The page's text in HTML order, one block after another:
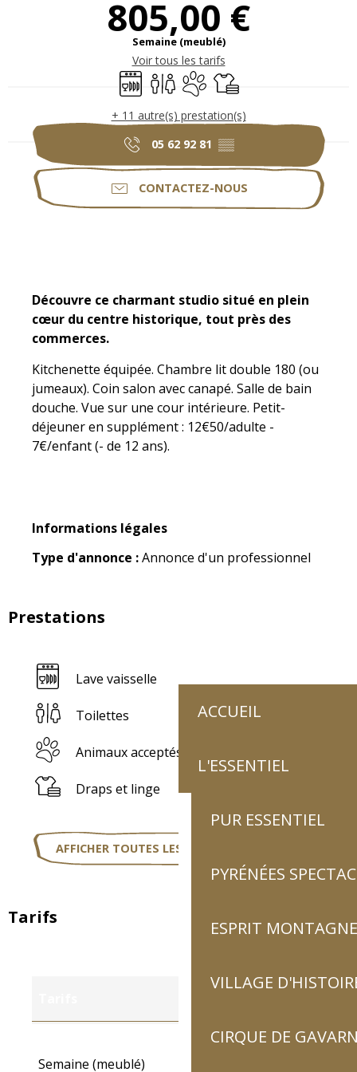
ACCUEIL
L'ESSENTIEL
PUR ESSENTIEL
PYRÉNÉES
ESPRIT MONTAGNE
VILLAGE
CIRQUE DE
805,00 €
Semaine (meublé)
Voir tous les tarifs
Lave vaisselle
ToilettesAnimaux acceptés
Draps et linge
+ 11 autre(s) prestation(s)
05 62 92 81 ▒▒
CONTACTEZ-NOUS
Découvre ce charmant studio situé en plein
cœur du centre historique, tout près des
commerces.
Kitchenette équipée. Chambre lit double 180 (ou
jumeaux). Coin salon avec canapé. Salle de bain
douche. Vue sur une cour intérieure. Petit-
déjeuner en supplément : 12€50/adulte -
7€/enfant (- de 12 ans).
Informations légales
Informations légales
Type d'annonce :Annonce d'un professionnel
Prestations
Lave vaisselle
Toilettes
Animaux acceptés
Draps et linge
AFFICHER TOUTES LES PRESTATIONS
Tarifs
Semaine (meublé)